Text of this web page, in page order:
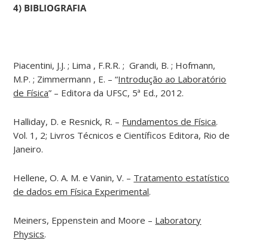
4) BIBLIOGRAFIA
Piacentini, J.J. ; Lima , F.R.R. ; Grandi, B. ; Hofmann,
M.P. ; Zimmermann , E. – “Introdução ao Laboratório
de Física” – Editora da UFSC, 5ª Ed., 2012.
Halliday, D. e Resnick, R. – Fundamentos de Física.
Vol. 1, 2; Livros Técnicos e Científicos Editora, Rio de
Janeiro.
Hellene, O. A. M. e Vanin, V. – Tratamento estatístico
de dados em Física Experimental.
Meiners, Eppenstein and Moore – Laboratory
Physics.